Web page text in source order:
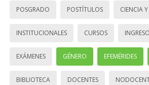
POSGRADO POSTÍTULOS CIENCIA
INSTITUCIONALES CURSOS INGRESO
EXÁMENES GÉNERO EFEMÉRIDES
BIBLIOTECA DOCENTES